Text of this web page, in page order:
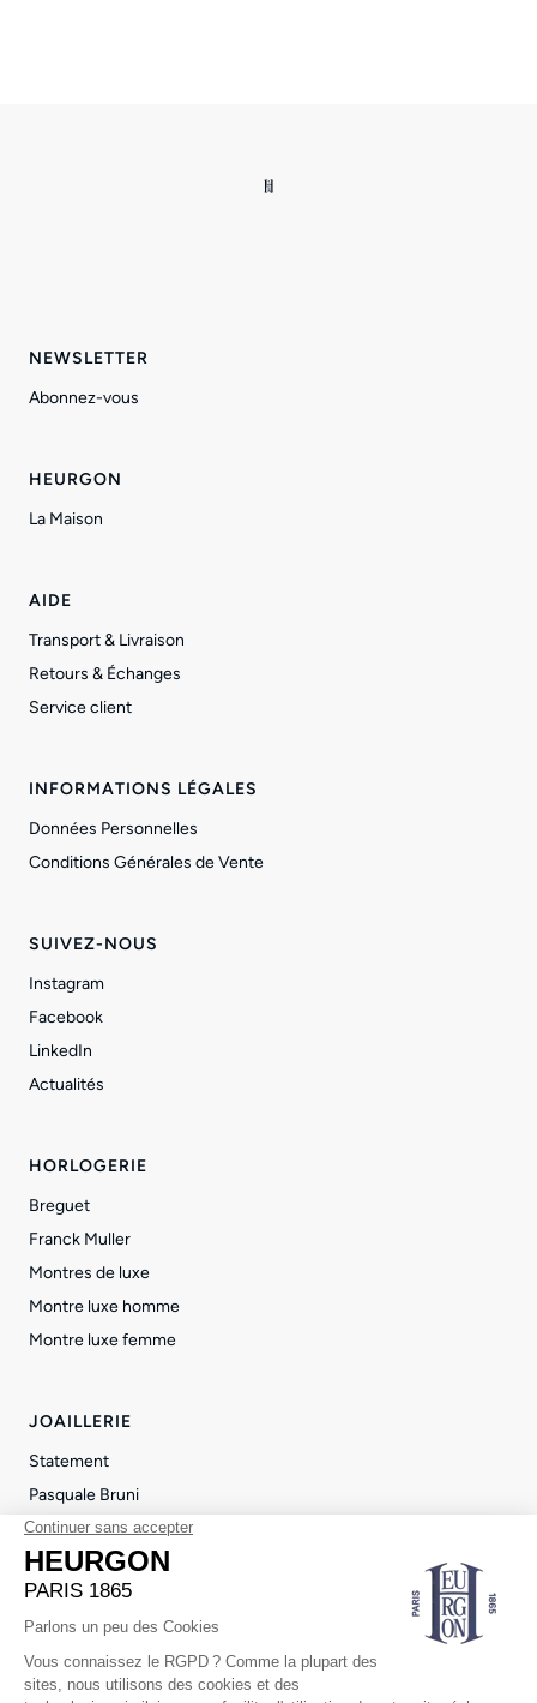
NEWSLETTER
Abonnez-vous
HEURGON
La Maison
AIDE
Transport & Livraison
Retours & Échanges
Service client
INFORMATIONS LÉGALES
Données Personnelles
Conditions Générales de Vente
SUIVEZ-NOUS
Instagram
Facebook
LinkedIn
Actualités
HORLOGERIE
Breguet
Franck Muller
Montres de luxe
Montre luxe homme
Montre luxe femme
JOAILLERIE
Statement
Pasquale Bruni
Repossi
Pendentif luxe femme
Bague femme luxe
© 2026 Heurgon Paris